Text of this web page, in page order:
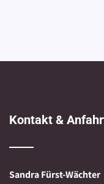
Kontakt &
Sandra Fürst-Wächter